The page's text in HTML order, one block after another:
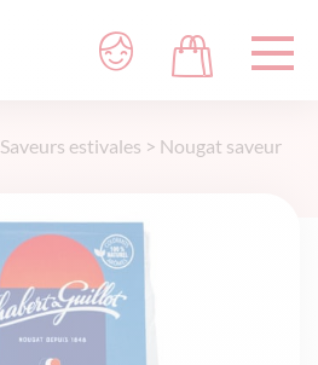
Saveurs estivales > Nougat saveur